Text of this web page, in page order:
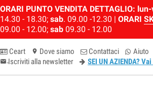
ORARI PUNTO VENDITA DETTAGLIO:
14.30 - 18.30; sab. 09.00 -12.30 | ORARI
09.00 - 12.00; sab 09.30 - 12.00
Ceart location_on Dove siamo Contattaci Aiuto
email-newsletter
Iscriviti alla newsletter SEI UN AZIENDA?